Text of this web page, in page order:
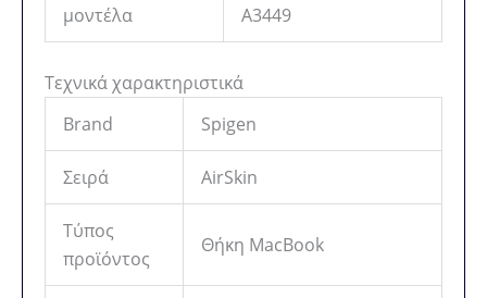
μοντέλα
A3449
Τεχνικά χαρακτηριστικά
Brand
Spigen
Σειρά AirSkin
Τύπος
προϊόντος
Θήκη MacBook